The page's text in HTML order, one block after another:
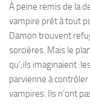
À peine remis de la
vampire prêt à tout
Damon trouvent
sorcières. Mais le
qu’;ils imaginaient
parvienne à
vampires. Ils n’ont